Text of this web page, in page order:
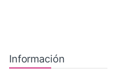
Información